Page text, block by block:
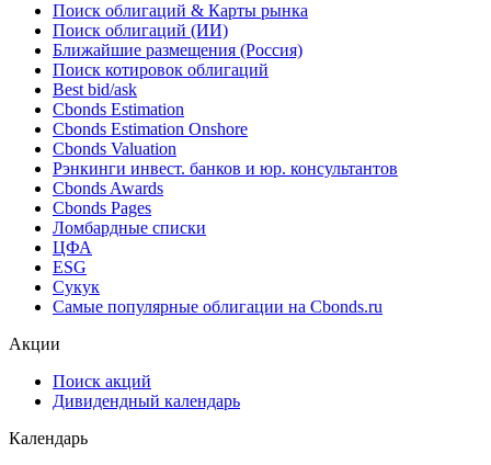
Поиск облигаций & Карты рынка
Поиск облигаций (ИИ)
Ближайшие размещения (Россия)
Поиск котировок облигаций
Best bid/ask
Cbonds Estimation
Cbonds Estimation Onshore
Cbonds Valuation
Рэнкинги инвест. банков и юр. консультантов
Cbonds Awards
Cbonds Pages
Ломбардные списки
ЦФА
ESG
Сукук
Самые популярные облигации на Cbonds.ru
Акции
Поиск акций
Дивидендный календарь
Календарь